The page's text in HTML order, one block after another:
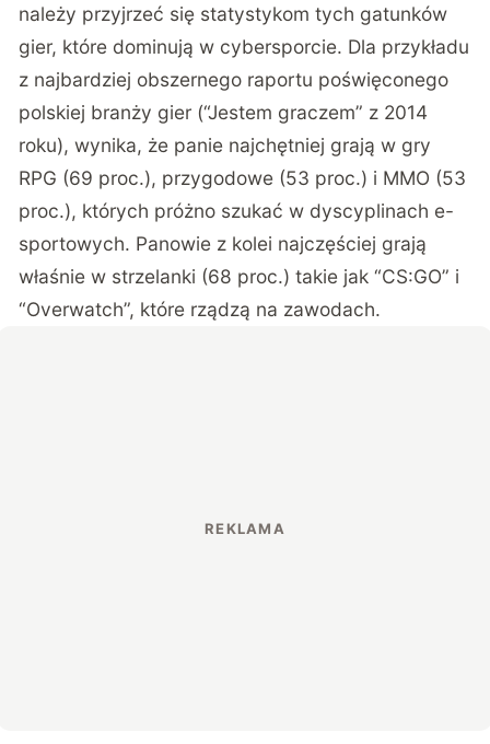
należy przyjrzeć się statystykom tych gatunków
gier, które dominują w cybersporcie. Dla przykładu
z najbardziej obszernego raportu poświęconego
polskiej branży gier (“Jestem graczem” z 2014
roku), wynika, że panie najchętniej grają w gry
RPG (69 proc.), przygodowe (53 proc.) i MMO (53
proc.), których próżno szukać w dyscyplinach e-
sportowych. Panowie z kolei najczęściej grają
właśnie w strzelanki (68 proc.) takie jak “CS:GO” i
“Overwatch”, które rządzą na zawodach.